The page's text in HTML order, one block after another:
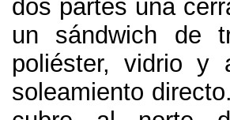
dos partes una
un sándwich de
poliéster,vidrio y
soleamiento directo.